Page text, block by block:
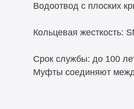
Водоотвод с плоских
Кольцевая жесткость:
Срок службы: до 100
Муфты соединяют